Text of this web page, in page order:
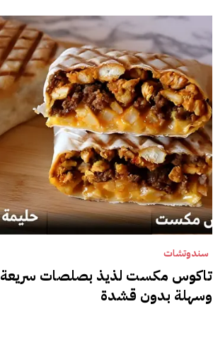
سندوتشات
تاكوس مكست لذيذ بصلصات سريعة
وسهلة بدون قشدة